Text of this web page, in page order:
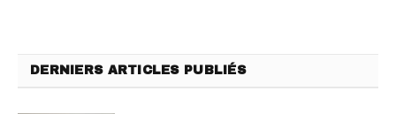
DERNIERS ARTICLES PUBLIÉS